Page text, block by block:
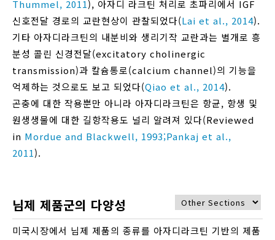
Thummel, 2011), 아자디 라크틴 처리로 초파리에서 IGF
신호전달 경로의 교란현상이 관찰되었다(Lai et al., 2014).
기타 아자디라크틴의 내분비와 생리기작 교란과는 별개로 흥
분성 콜린 신경전달(excitatory cholinergic
transmission)과 칼슘통로(calcium channel)의 기능을
억제하는 것으로도 보고 되었다(Qiao et al., 2014).
곤충에 대한 작용뿐만 아니라 아자디라크틴은 항균, 항생 및
원생생물에 대한 길항작용도 널리 알려져 있다(Reviewed
in Mordue and Blackwell, 1993;Pankaj et al.,
2011).
님제 제품군의 다양성
미국시장에서 님제 제품의 종류를 아자디라크틴 기반의 제품